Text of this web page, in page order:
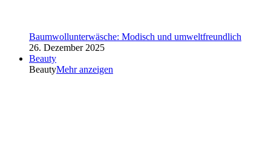
Baumwollunterwäsche: Modisch und umweltfreundlich
26. Dezember 2025
Beauty
BeautyMehr anzeigen